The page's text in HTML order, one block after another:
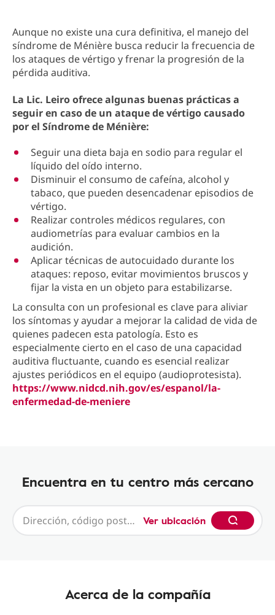
Aunque no existe una cura definitiva, el manejo del
síndrome de Ménière busca reducir la frecuencia de
los ataques de vértigo y frenar la progresión de la
pérdida auditiva.
La Lic. Leiro ofrece algunas buenas prácticas a
seguir en caso de un ataque de vértigo causado
por el Síndrome de Ménière:
Seguir una dieta baja en sodio para regular el
líquido del oído interno.
Disminuir el consumo de cafeína, alcohol y
tabaco, que pueden desencadenar episodios de
vértigo.
Realizar controles médicos regulares, con
audiometrías para evaluar cambios en la
audición.
Aplicar técnicas de autocuidado durante los
ataques: reposo, evitar movimientos bruscos y
fijar la vista en un objeto para estabilizarse.
La consulta con un profesional es clave para aliviar
los síntomas y ayudar a mejorar la calidad de vida de
quienes padecen esta patología. Esto es
especialmente cierto en el caso de una capacidad
auditiva fluctuante, cuando es esencial realizar
ajustes periódicos en el equipo (audioprotesista).
https://www.nidcd.nih.gov/es/espanol/la-
enfermedad-de-meniere
Encuentra en tu centro más cercano
Ver ubicación
Acerca de la compañía